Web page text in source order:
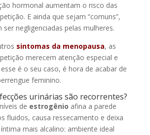
hormonal aumentam o risco das
E ainda que sejam “comuns”,
ser negligenciadas pelas mulheres.
sintomas da menopausa, as
merecem atenção especial e
é o seu caso, é hora de acabar de
feminino.
urinárias são recorrentes?
de estrogênio afina a parede
fluidos, causa ressecamento e deixa
mais alcalino: ambiente ideal